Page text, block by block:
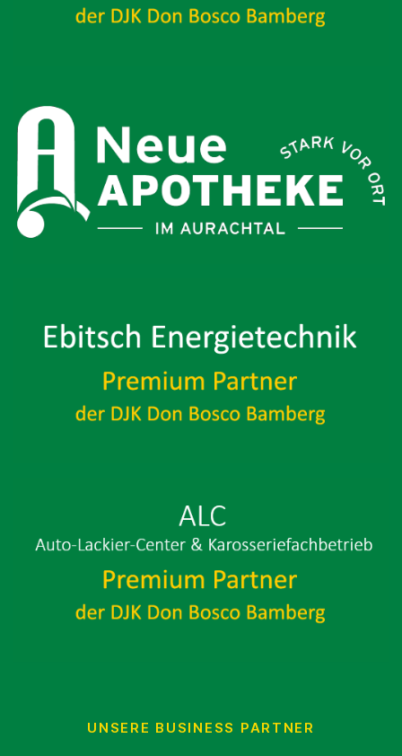
UNSERE BUSINESS PARTNER